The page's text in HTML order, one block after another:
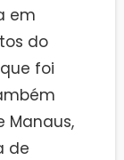
em
do
foi
Manaus,
de